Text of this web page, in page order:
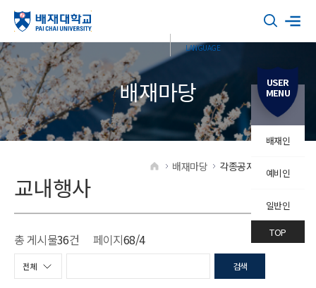
배재마당
교내행사 HOME
배재마당 각종공지 교내행사
총 게시물36건 페이지68/4
검색
USER
MENU
배재인
예비인
일반인
TOP